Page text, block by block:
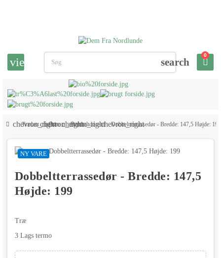
view_headline search
0
chevron_right
Trælastchevron_right
Dørechevron_right
Dobbeltdørechevron_right
Dobbeltterrassedør - Bredde: 147,5 Højde: 199
NY VARE
Dobbeltterrassedør - Bredde: 147,5
Højde: 199
Træ
3 Lags termo